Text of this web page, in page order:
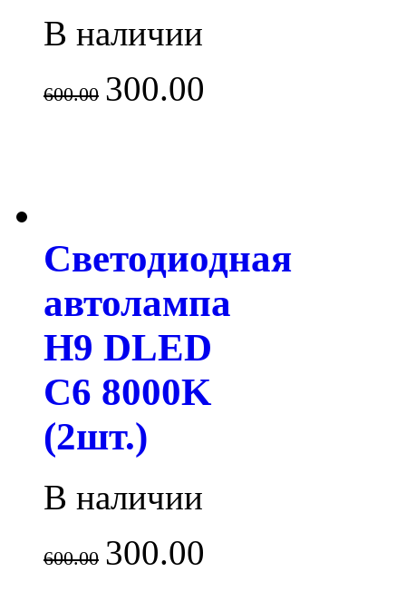
В наличии
600.00 300.00
Светодиодная
автолампа
H9 DLED
C6 8000K
(2шт.)
В наличии
600.00 300.00